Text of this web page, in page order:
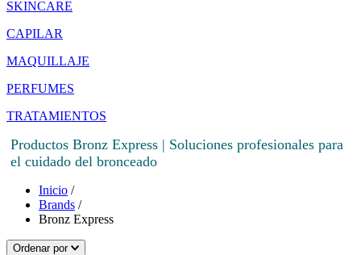
SKINCARE
CAPILAR
MAQUILLAJE
PERFUMES
TRATAMIENTOS
Productos Bronz Express | Soluciones profesionales para
el cuidado del bronceado
Inicio /
Brands /
Bronz Express
Ordenar por